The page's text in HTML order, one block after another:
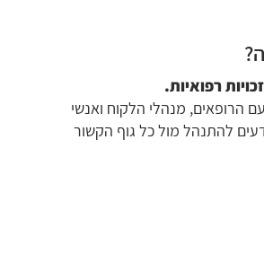
רפואיות.
הרופאים, מנהלי הלקוח ואנשי
להתנהל מול כל גוף הקשור